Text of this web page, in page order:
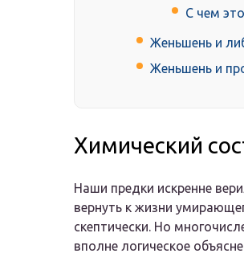
С чем
Женьшень и
Женьшень и
Химический
Наши предки искренне
вернуть к жизни
скептически. Но
вполне логическое